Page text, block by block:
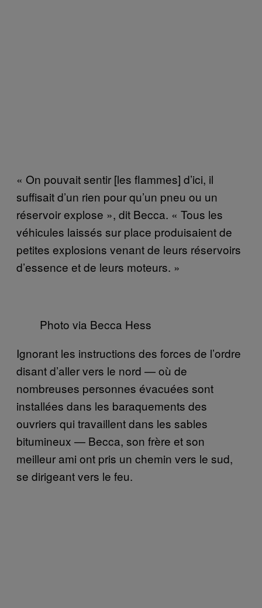
« On pouvait sentir [les flammes] d’ici, il
suffisait d’un rien pour qu’un pneu ou un
réservoir explose », dit Becca. « Tous les
véhicules laissés sur place produisaient de
petites explosions venant de leurs réservoirs
d’essence et de leurs moteurs. »
Photo via Becca Hess
Ignorant les instructions des forces de l’ordre
disant d’aller vers le nord — où de
nombreuses personnes évacuées sont
installées dans les baraquements des
ouvriers qui travaillent dans les sables
bitumineux — Becca, son frère et son
meilleur ami ont pris un chemin vers le sud,
se dirigeant vers le feu.